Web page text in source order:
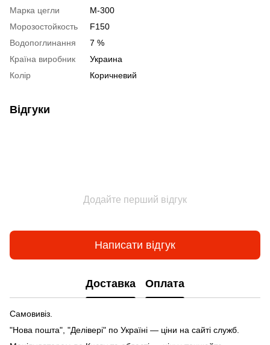
Марка цегли
М-300
Морозостойкость
F150
Водопоглинання
7 %
Країна виробник
Украина
Колір
Коричневий
Відгуки
Додайте перший відгук
Написати відгук
Доставка Оплата
Самовивіз.
"Нова пошта", "Делівері" по Україні — ціни на сайті служб.